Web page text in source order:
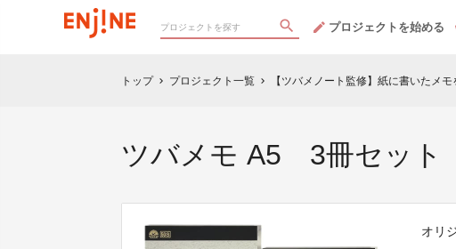
プロジェクトを始める
トップ chevron_right プロジェクト一覧 chevron_right 【ツバメノート監修】紙に書いたメ
ツバメモ A5 3冊セット
オリ